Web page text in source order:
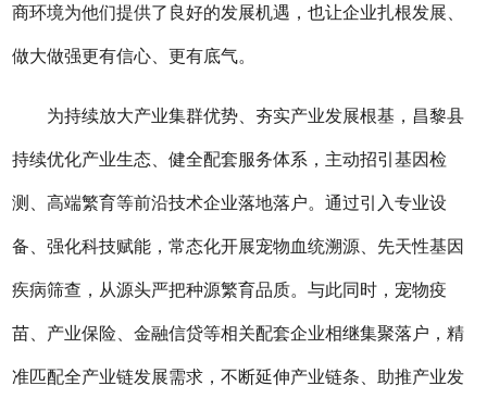
商环境为他们提供了良好的发展机遇，也让企业扎根发展、
做大做强更有信心、更有底气。
为持续放大产业集群优势、夯实产业发展根基，昌黎县
持续优化产业生态、健全配套服务体系，主动招引基因检
测、高端繁育等前沿技术企业落地落户。通过引入专业设
备、强化科技赋能，常态化开展宠物血统溯源、先天性基因
疾病筛查，从源头严把种源繁育品质。与此同时，宠物疫
苗、产业保险、金融信贷等相关配套企业相继集聚落户，精
准匹配全产业链发展需求，不断延伸产业链条、助推产业发